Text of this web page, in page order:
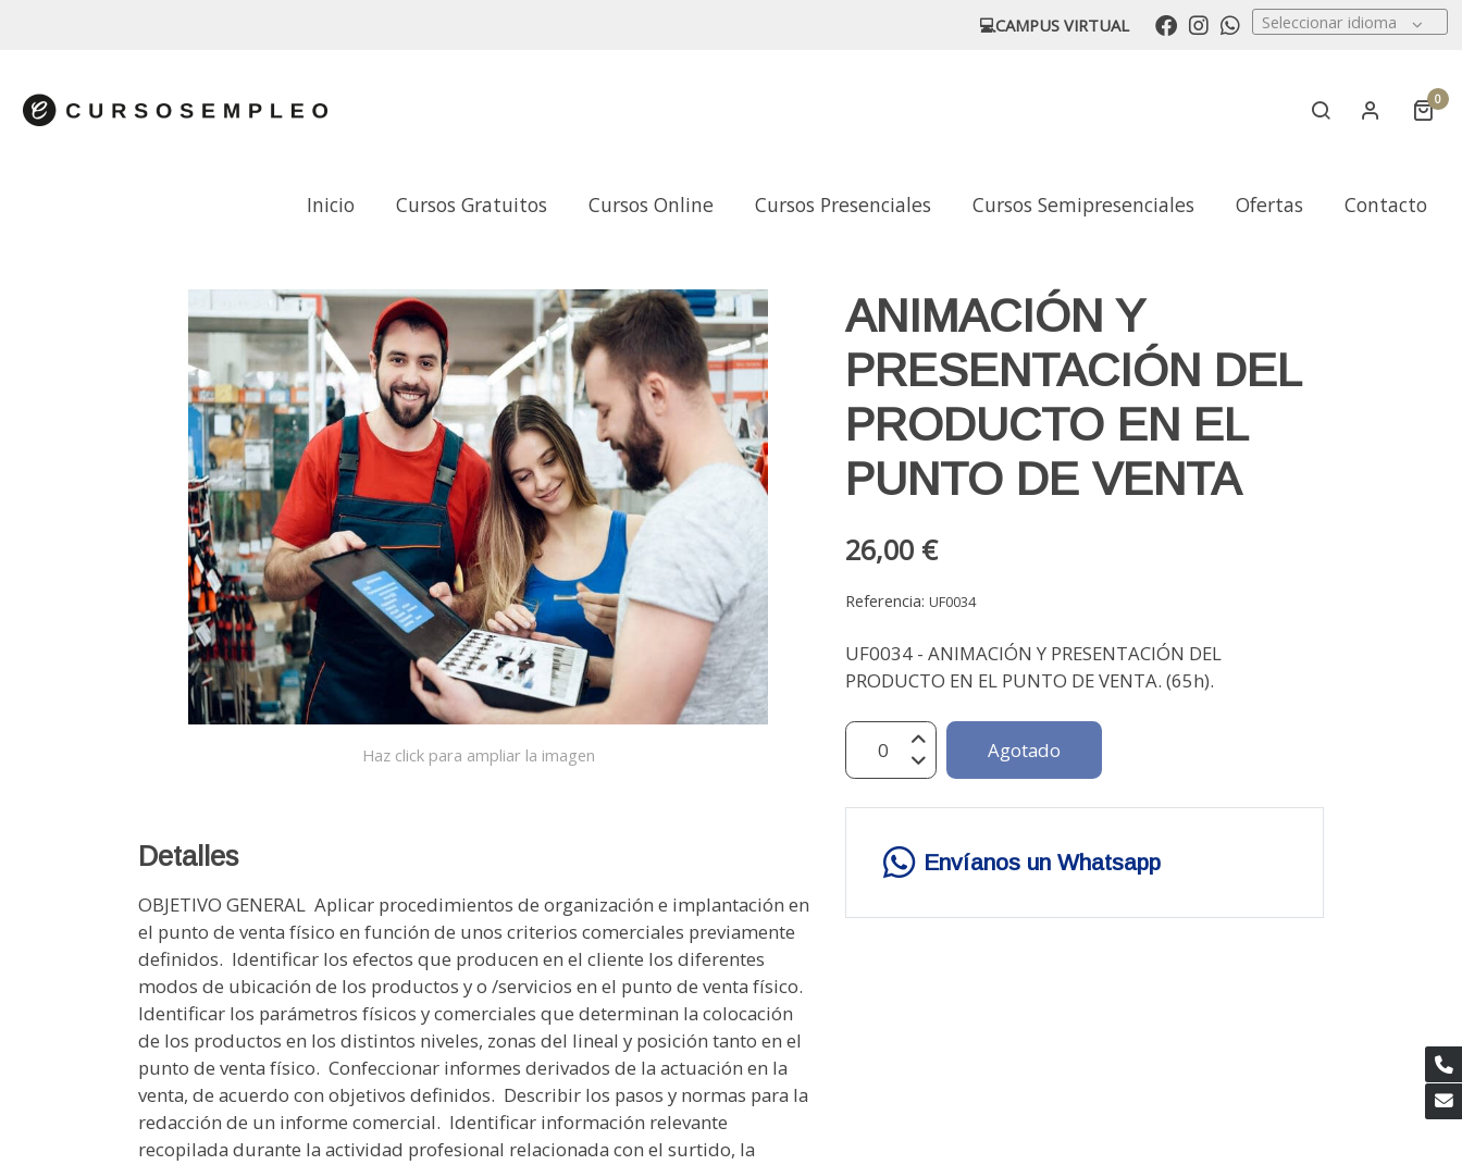
💻CAMPUS VIRTUAL Seleccionar idioma
0
Inicio Cursos Gratuitos Cursos Online Cursos Presenciales Cursos Semipresenciales Ofertas Contacto
Haz click para ampliar la imagen
Detalles
OBJETIVO GENERAL  Aplicar procedimientos de organización e implantación en el punto de venta físico en función de unos criterios comerciales previamente definidos.  Identificar los efectos que producen en el cliente los diferentes modos de ubicación de los productos y o /servicios en el punto de venta físico.  Identificar los parámetros físicos y comerciales que determinan la colocación de los productos en los distintos niveles, zonas del lineal y posición tanto en el punto de venta físico.  Confeccionar informes derivados de la actuación en la venta, de acuerdo con objetivos definidos.  Describir los pasos y normas para la redacción de un informe comercial.  Identificar información relevante recopilada durante la actividad profesional relacionada con el surtido, la demanda y el cliente, y presentarla por escrito.  Aplicar las técnicas de empaquetado y embalado siguiendo criterios definidos.  Identificar el tipo de embalado y empaquetado según la clase de producto, características del mismo e imagen que se quiere transmitir de la empresa. MODULOS FORMATIVOS - UNIDAD FORMATIVA 1. ANIMACIÓN Y PRESENTACIÓN DEL PRODUCTO EN EL PUNTO DE VENTA UNIDAD DIDÁCTICA 1. ORGANIZACIÓN DEL PUNTO DE VENTA Conceptos básicos de la organización y distribución de espacios comerciales: la implantación de productos. Criterios de implantación del producto:  Zonas: venta, exposición, circulación, almacenaje y caja.  Secciones y las familias de productos: categorías de productos Comportamiento del cliente en el punto de venta:  Entrada.  Circulación y recorrido.  Salida. Espacio comercial:  Pasillos,  Secciones y  Escaparate. Gestión del lineal:  Determinación del surtido: amplio, profundo, estructurado.  Promociones y productos gancho, productos líderes, productos de marca, productos estacionales y permanentes.  Facing: concepto.  Rotación de productos en el lineal: concepto y cálculo.  Reposición: concepto y repercusiones del desabastecimiento del lineal. Distribución de familias de artículos en el lineal. Orden y limpieza en el punto de venta. Normas de seguridad e higiene en el punto de venta. UNIDAD DIDÁCTICA 2. ANIMACIÓN BÁSICA EN EL PUNTO DE VENTA Factores básicos de animación del punto de venta:  Mobiliario.  Decoración.  Iluminación.  Color.  Sonorización.  Señalización u otros. Equipo y mobiliario comercial básico.  Góndola,  Expositores,  Vitrinas,  Elementos: cabecera y lineal.  Montaje y mantenimiento: normas de seguridad e higiene. Presencia visual de productos en el lineal.  Colocación del producto: optimización del lineal.  Información del producto en el establecimiento.  Normativa legal vigente: precio y promociones. Calentamiento de zonas frías en el punto de venta:  Zonas frías y calientes.  Métodos de calentamiento. La publicidad en el lugar de venta:  Indicadores visuales.  Expositores  Carteles  Displays  Letreros luminosos Cartelística en el punto de venta:  Principales tipos de carteles.  Función y notoriedad.  Técnicas básicas de rotulación.  Aplicaciones gráficas y de edición a nivel usuario Máquinas expendedoras: Vending.  Gestión de la venta de máquinas expendedoras. UNIDAD DIDÁCTICA 3. PRESENTACIÓN Y EMPAQUETADO DE PRODUCTOS PARA LA VENTA Empaquetado comercial:  Tipos y finalidad de empaquetados.  Envase de presentación: características.  Envoltorio para regalo: características.  Empaquetados de campañas comerciales.  Empaquetado de conservación.  La bolsa: tipos y características. Técnicas de empaquetado y embalado comercial.  Materiales de empaquetado.
ANIMACIÓN Y
PRESENTACIÓN DEL
PRODUCTO EN EL
PUNTO DE VENTA
26,00 €
Referencia:UF0034
UF0034 - ANIMACIÓN Y PRESENTACIÓN DEL
PRODUCTO EN EL PUNTO DE VENTA. (65h).
Agotado
Envíanos un Whatsapp